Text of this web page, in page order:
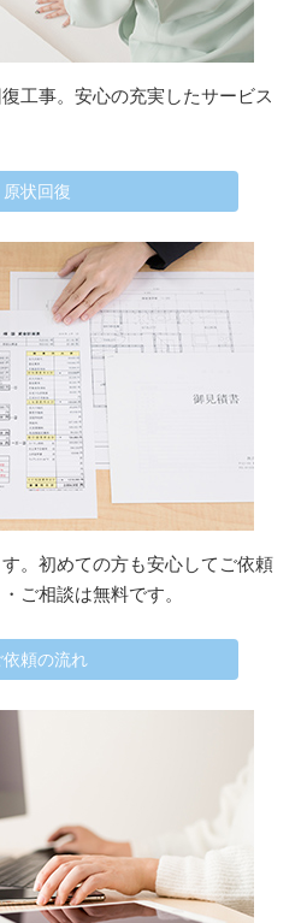
工事。安心の充実したサービス
原状回復
。初めての方も安心してご依頼
ご相談は無料です。
依頼の流れ